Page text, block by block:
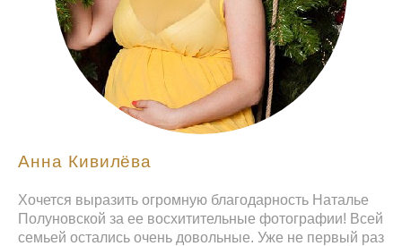
Анна Кивилёва
Хочется выразить огромную благодарность Наталье
Полуновской за ее восхитительные фотографии! Всей
семьей остались очень довольные. Уже не первый раз